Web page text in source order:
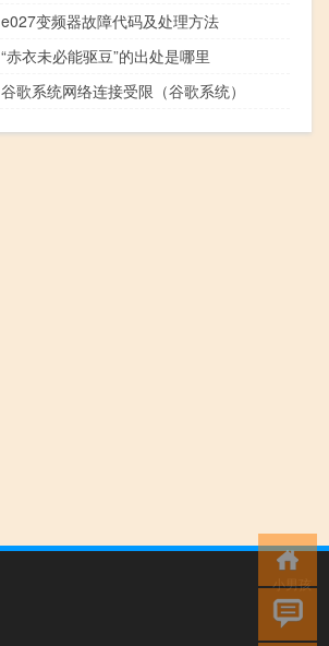
e027变频器故障代码及处理方法
“赤衣未必能驱豆”的出处是哪里
谷歌系统网络连接受限（谷歌系统）
小男孩